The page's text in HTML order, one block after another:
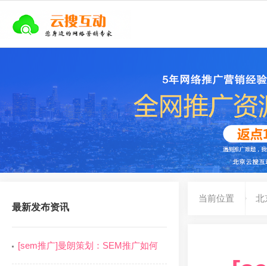
最新发布资讯
[sem推广]曼朗策划：SEM推广如何
当前位置 北